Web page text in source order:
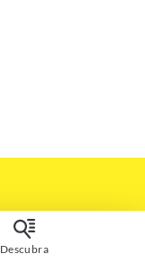
Descubra